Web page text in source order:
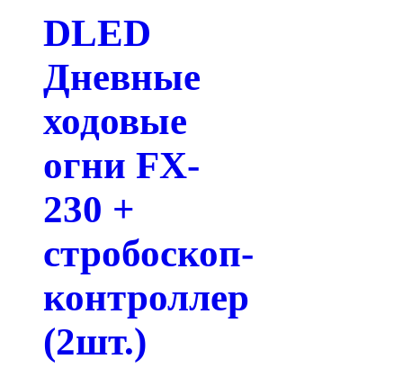
DLED
Дневные
ходовые
огни FX-
230 +
стробоскоп-
контроллер
(2шт.)